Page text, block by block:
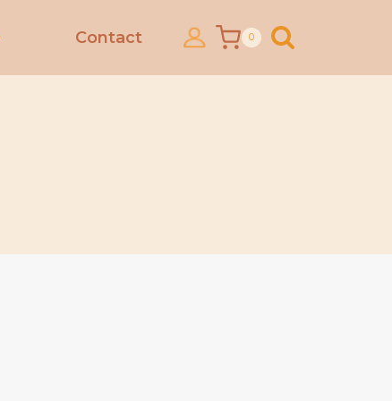
Contact 0